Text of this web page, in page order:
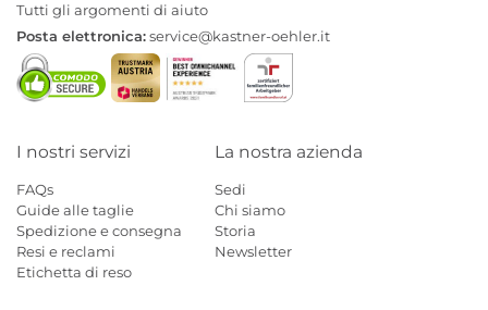
Tutti gli argomenti di aiuto
Posta elettronica:service@kastner-oehler.it
I nostri servizi
FAQs
Guide alle taglie
Spedizione e consegna
Resi e reclami
Etichetta di reso
La nostra azienda
Sedi
Chi siamo
Storia
Newsletter